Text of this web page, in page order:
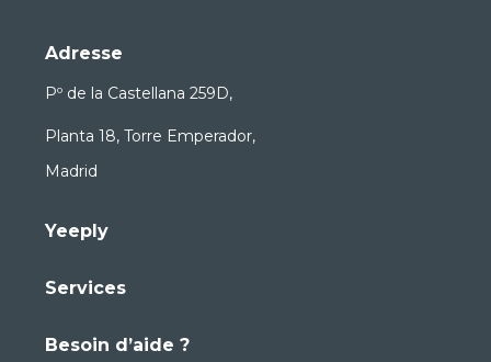
Adresse
Pº de la Castellana 259D,
Planta 18, Torre Emperador,
Madrid
Yeeply
Services
Besoin d’aide ?